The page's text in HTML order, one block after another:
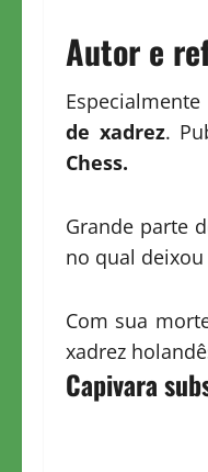
Autor e
de xadrez.
Chess.
Grande parte
no qual
Com sua
xadrez
Capivara